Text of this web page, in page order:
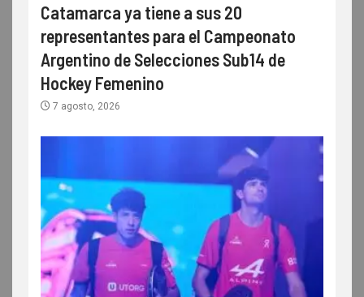
Catamarca ya tiene a sus 20
representantes para el Campeonato
Argentino de Selecciones Sub14 de
Hockey Femenino
7 agosto, 2026